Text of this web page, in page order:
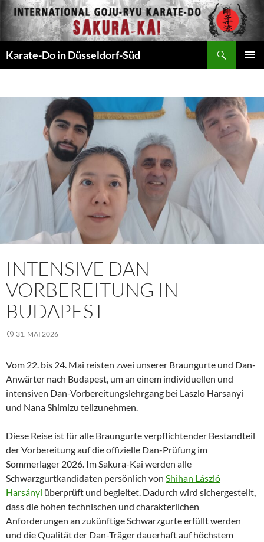
Zum
Inhalt
springen
Karate-Do in Düsseldorf-Süd
INTENSIVE DAN-
VORBEREITUNG IN
BUDAPEST
31. MAI 2026
Vom 22. bis 24. Mai reisten zwei unserer Braungurte und Dan-
Anwärter nach Budapest , um an einem individuellen und
intensiven Dan-Vorbereitungslehrgang bei Laszlo Harsanyi
und Nana Shimizu teilzunehmen.
Diese Reise ist für alle Braungurte verpflichtender Bestandteil
der Vorbereitung auf die offizielle Dan-Prüfung im
Sommerlager 2026. Im Sakura-Kai werden alle
Schwarzgurtkandidaten persönlich von Shihan László
Harsányi überprüft und begleitet. Dadurch wird sichergestellt,
dass die hohen technischen und charakterlichen
Anforderungen an zukünftige Schwarzgurte erfüllt werden
und die Qualität der Dan-Träger dauerhaft auf höchstem